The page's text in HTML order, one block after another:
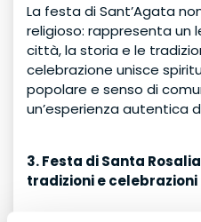
La festa di Sant’Agata
religioso: rappresenta un
città, la storia e le
celebrazione unisce
popolare e senso di
un’esperienza autentica
3. Festa di Santa
tradizioni e celebrazioni